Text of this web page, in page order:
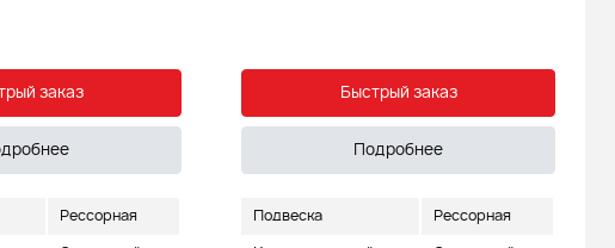
заказ
Рессорная
Быстрый заказ
Подробнее
Подвеска Рессорная